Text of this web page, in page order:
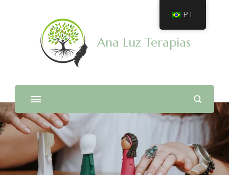
Ana Luz Terapias
PT